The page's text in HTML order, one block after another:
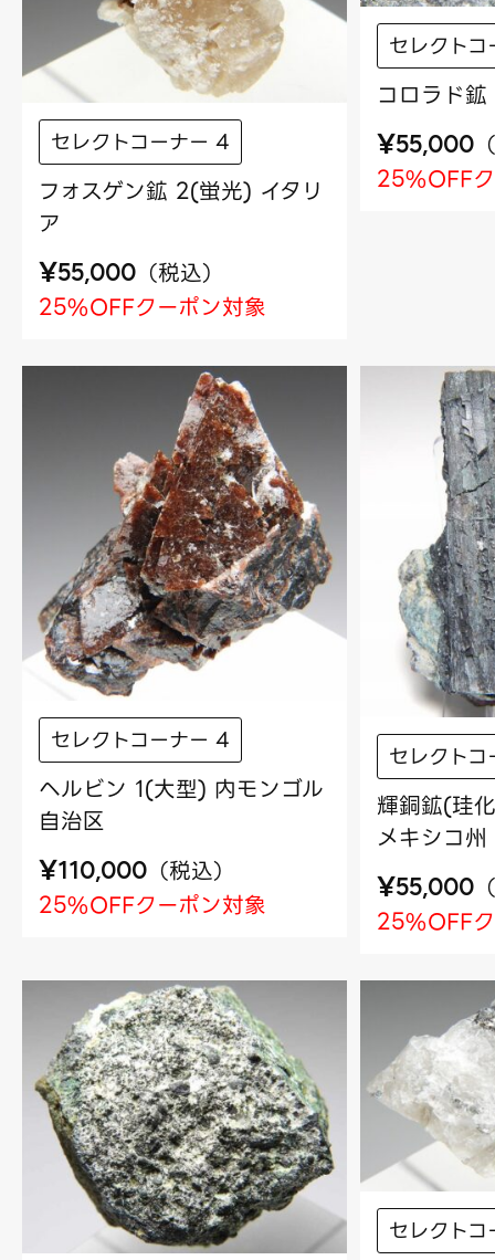
セレクトコーナー 4
フォスゲン鉱 2(蛍光) イタリ
ア
¥55,000 （税込）
25%OFFクーポン対象
セレクト
コロラド
¥55,000 （
25%OFF
セレクトコーナー 4
ヘルビン 1(大型) 内モンゴル
自治区
¥110,000 （税込）
25%OFFクーポン対象
セレクト
輝銅鉱(珪
メキシコ州
¥55,000 （
25%OFF
セレクト